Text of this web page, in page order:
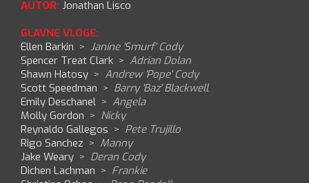
AUTOR: Jonathan Lisco
GLAVNE VLOGE:
Ellen Barkin > Janine 'Smurf' Cody
Spencer Treat Clark > Adrian Dolan
Shawn Hatosy > Andrew 'Pope' Cody
Scott Speedman > Barry 'Baz' Blackwell
Emily Deschanel > Angela
Molly Gordon > Nicky
Reynaldo Gallegos > Pete Trujillo
Rigo Sanchez > Manny
Jake Weary > Deran Cody
Dichen Lachman > Frankie